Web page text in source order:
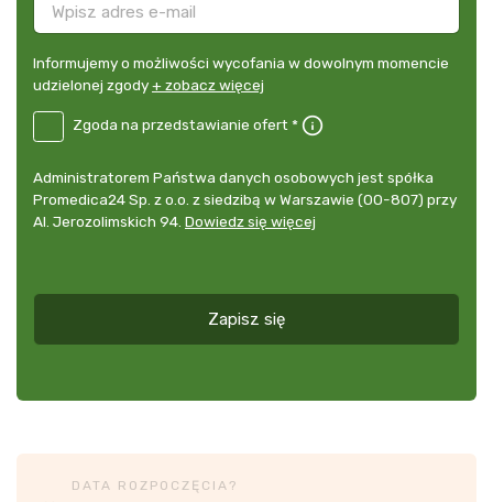
Informujemy
o
wycofania
dowolnym
momencie
udzielonej
Informujemy o możliwości wycofania w dowolnym momencie
udzielonej zgody+ zobacz więcej
DE
przedstawianie
Zgoda na przedstawianie ofert *
Administrator
danych
osobowych
Administratorem Państwa danych osobowych jest spółka
Promedica24 Sp. z o.o. z siedzibą w Warszawie (00-807) przy
Al. Jerozolimskich 94. Dowiedz się więcej
Zapisz się
DATA ROZPOCZĘCIA?